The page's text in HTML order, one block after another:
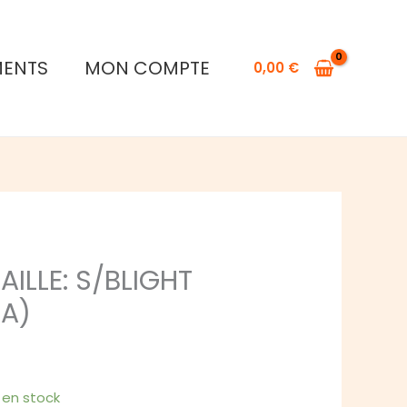
MON COMPTE 0,00 €
S/BLIGHT
en stock